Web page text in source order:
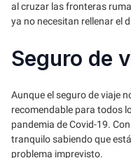
al cruzar las fronteras
ya no necesitan rellenar el
Seguro de
Aunque el seguro de viaje
recomendable para todos
pandemia de Covid-19.
tranquilo sabiendo que
problema imprevisto.